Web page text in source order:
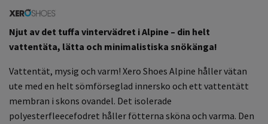
Njut av det tuffa vintervädret i Alpine – din helt
vattentäta, lätta och minimalistiska snökänga!
Vattentät, mysig och varm! Xero Shoes Alpine håller vätan
ute med en helt sömförseglad innersko och ett vattentätt
membran i skons ovandel. Det isolerade
polyesterfleecefodret håller fötterna sköna och varma. Den